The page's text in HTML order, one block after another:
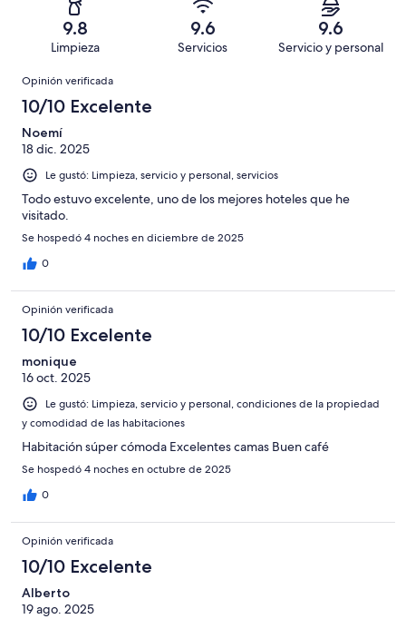
opiniones
opiniones
de
2146
opiniones
Basada
28
de
opiniones
Terrible.
Basada
20
de
2146
opiniones
9.8
Limpieza
9.6
Servicios
9.6
Servicio y personal
Opiniones
Opinión verificada
10/10 Excelente
Noemí
18 dic. 2025
Le gustó: Limpieza, servicio y personal, servicios
Todo estuvo excelente, uno de los mejores hoteles que he
visitado.
Se hospedó 4 noches en diciembre de 2025
0
Opinión verificada
10/10 Excelente
monique
16 oct. 2025
Le gustó: Limpieza, servicio y personal, condiciones de la propiedad
y comodidad de las habitaciones
Habitación súper cómoda Excelentes camas Buen café
Se hospedó 4 noches en octubre de 2025
0
Opinión verificada
10/10 Excelente
Alberto
19 ago. 2025